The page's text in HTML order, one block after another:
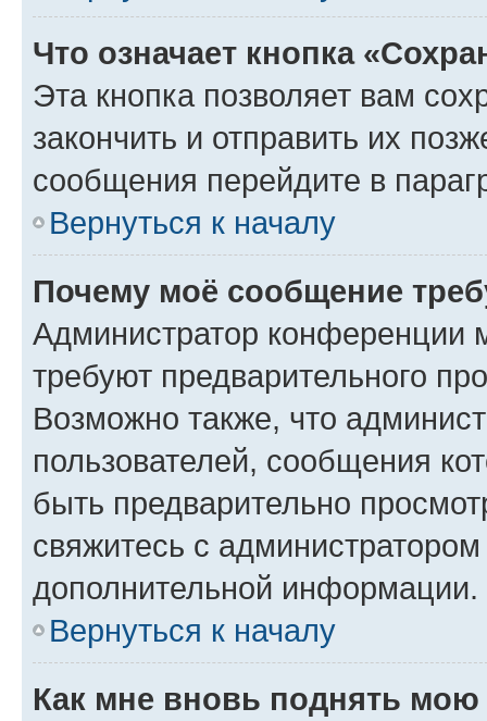
Что означает кнопка
Эта кнопка позволяет вам
закончить и отправить их
сообщения перейдите в
Вернуться к началу
Почему моё сообщение
Администратор конференции
требуют предварительного
Возможно также, что
пользователей, сообщения
быть предварительно
свяжитесь с
дополнительной информации.
Вернуться к началу
Как мне вновь поднять мою